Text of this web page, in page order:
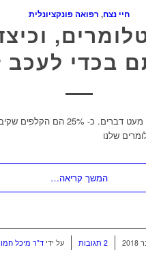
חיי נצח, רפואה פונקציונלית
טלומרים,
בכדי לעכב
על מנת שנאריך ימים צריכים לקרות
שלנו
המשך קריאה…
2 תגובות על ידי ד"ר מיכל